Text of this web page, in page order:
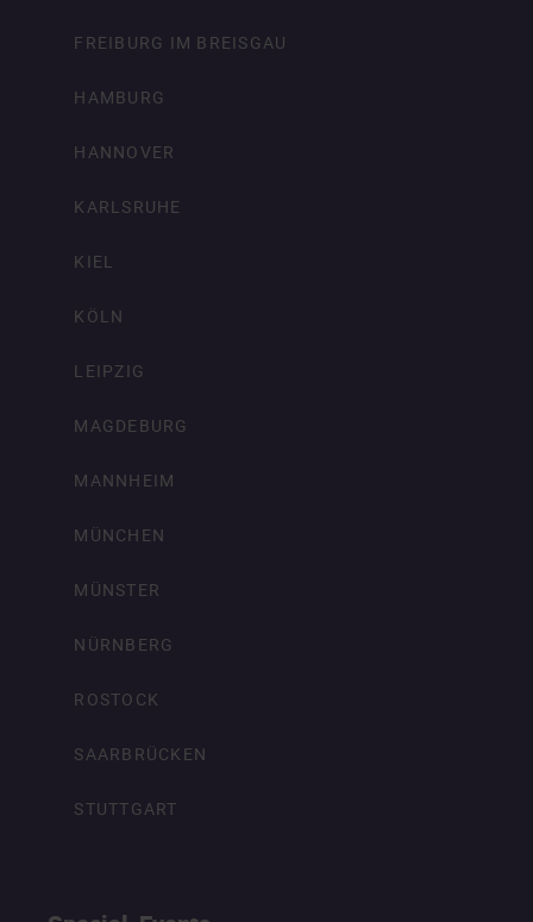
FREIBURG IM BREISGAU
HAMBURG
HANNOVER
KARLSRUHE
KIEL
KÖLN
LEIPZIG
MAGDEBURG
MANNHEIM
MÜNCHEN
MÜNSTER
NÜRNBERG
ROSTOCK
SAARBRÜCKEN
STUTTGART